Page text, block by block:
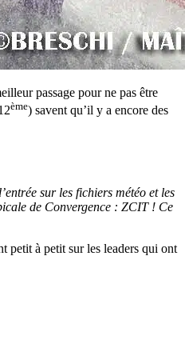
passage pour ne pas être
ème) savent qu’il y a encore des
sur les fichiers météo et les
de Convergence : ZCIT ! Ce
petit à petit sur les leaders qui ont